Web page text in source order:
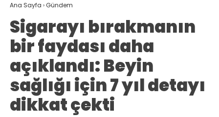
Ana Sayfa ›Gündem
Sigarayı bırakmanın
bir faydası daha
açıklandı: Beyin
sağlığı için 7 yıl detayı
dikkat çekti